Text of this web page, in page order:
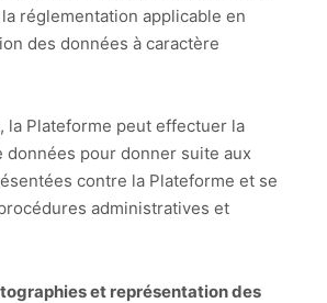
réglementation applicable en
des données à caractère
la Plateforme peut effectuer la
données pour donner suite aux
contre la Plateforme et se
administratives et
et représentation des